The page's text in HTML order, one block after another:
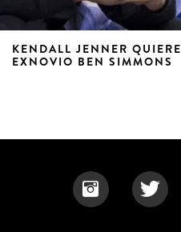
KENDALL JENNER
EXNOVIO BEN SIMMONS